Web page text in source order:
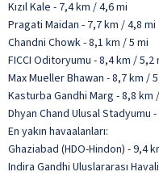
Kızıl Kale - 7,4 km / 4,6 mi
Pragati Maidan - 7,7 km / 4,8 mi
Chandni Chowk - 8,1 km / 5 mi
FICCI Oditoryumu - 8,4 km / 5,2
Max Mueller Bhawan - 8,7 km /
Kasturba Gandhi Marg - 8,8 km
Dhyan Chand Ulusal Stadyumu
En yakın havaalanları:
Ghaziabad (HDO-Hindon) - 9,4
Indira Gandhi Uluslararası